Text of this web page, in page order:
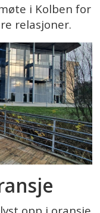
i Kolben for
relasjoner.